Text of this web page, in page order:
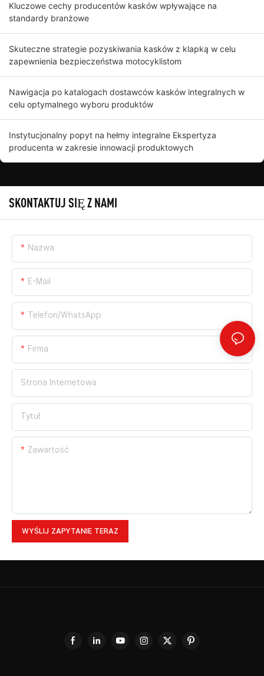
Kluczowe cechy producentów kasków wpływające na
standardy branżowe
Skuteczne strategie pozyskiwania kasków z klapką w celu
zapewnienia bezpieczeństwa motocyklistom
Nawigacja po katalogach dostawców kasków integralnych w
celu optymalnego wyboru produktów
Instytucjonalny popyt na hełmy integralne Ekspertyza
producenta w zakresie innowacji produktowych
SKONTAKTUJ SIĘ Z NAMI
Nazwa
E-Mail
Telefon/WhatsApp
Firma
Strona Internetowa
Tytuł
Zawartość
WYŚLIJ ZAPYTANIE TERAZ